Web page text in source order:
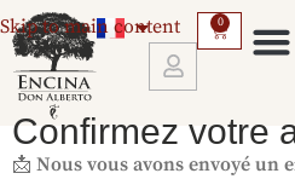
Skip to main content 0
Confirmez votre
📩 Nous vous avons envoyé un